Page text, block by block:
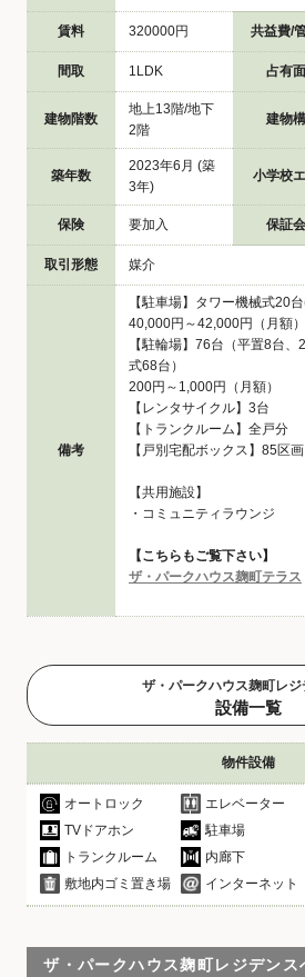
賃料 320000円 共益費/
間取 1LDK 占有
建物階数
地上13階/地下
2階
建物
築年数
2023年6月 (築
3年)
小学校
保険 要加入 保証
取引形態 媒介
備考
【駐車場】タワー機械式20
40,000円～42,000円（月額）
【駐輪場】76台（平置8台
式68台）
200円～1,000円（月額）
【レンタサイクル】3台
【トランクルーム】全戸分
【戸別宅配ボックス】85区画
【共用施設】
・コミュニティラウンジ
【こちらもご覧下さい】
ザ・パークハウス麹町テラス
ザ・パークハウス麹町レジ
設備一覧
物件設備
オートロック エレベーター
TVドアホン
駐車場
トランクルーム
内廊下
敷地内ゴミ置き場
インターネット
ザ・パークハウス麹町レジデンス